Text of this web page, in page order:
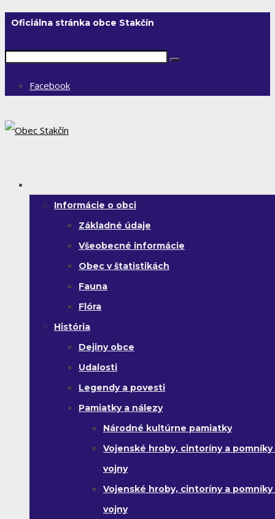
Oficiálna stránka obce Stakčín
Facebook
Informácie o obci
Základné údaje
Všeobecné informácie
Obec v štatistikách
Fauna
Flóra
História
Dejiny obce
Udalosti
Legendy a povesti
Pamiatky a nálezy
Národné kultúrne pamiatky
Vojenské hroby, cintoríny a pomníky
vojny
Vojenské hroby, cintoríny a pomníky
vojny